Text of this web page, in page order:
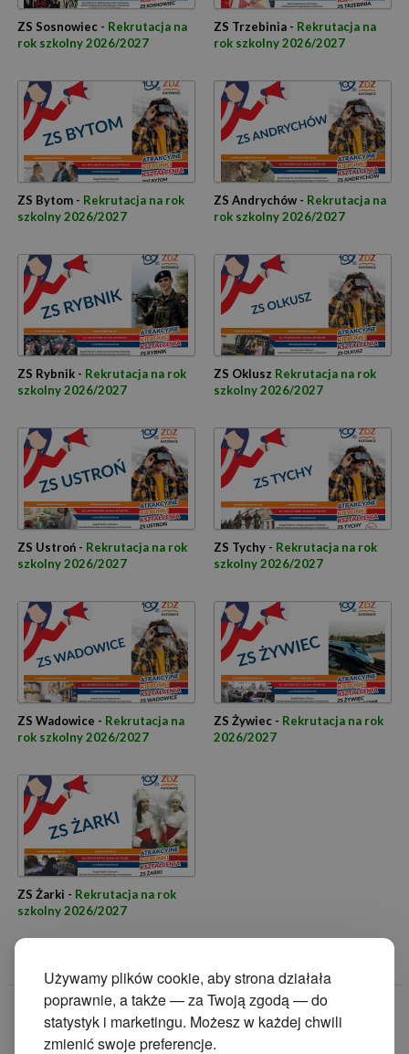
Używamy plików cookie, aby strona działała
poprawnie, a także — za Twoją zgodą — do
statystyk i marketingu. Możesz w każdej chwili
zmienić swoje preferencje.
ZS Sosnowiec - Rekrutacja na
rok szkolny 2026/2027
ZS Trzebinia - Rekrutacja na
rok szkolny 2026/2027
ZS Bytom - Rekrutacja na rok
szkolny 2026/2027
ZS Andrychów - Rekrutacja na
rok szkolny 2026/2027
ZS Rybnik - Rekrutacja na rok
szkolny 2026/2027
ZS Oklusz Rekrutacja na rok
szkolny 2026/2027
ZS Ustroń - Rekrutacja na rok
szkolny 2026/2027
ZS Tychy - Rekrutacja na rok
szkolny 2026/2027
ZS Wadowice - Rekrutacja na
rok szkolny 2026/2027
ZS Żywiec - Rekrutacja na rok
2026/2027
ZS Żarki - Rekrutacja na rok
szkolny 2026/2027
© 2014 Zakład
Doskonalenia
Zawodowego w